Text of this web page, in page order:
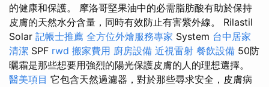
的健康和保護。 摩洛哥堅果油中的必需脂肪酸有助於保持
皮膚的天然水分含量，同時有效防止有害紫外線。 Rilastil
Solar 記帳士推薦 全方位外燴服務專家 System 台中居家
清潔 SPF rwd 搬家費用 廚房設備 近視雷射 餐飲設備 50防
曬霜是那些想要用強烈的陽光保護皮膚的人的理想選擇。
醫美項目 它包含天然過濾器，對於那些尋求安全，皮膚病